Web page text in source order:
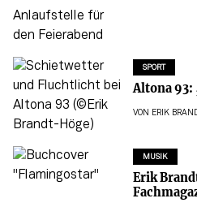
SPORT
Altona
VON ERIK
MUSIK
Erik